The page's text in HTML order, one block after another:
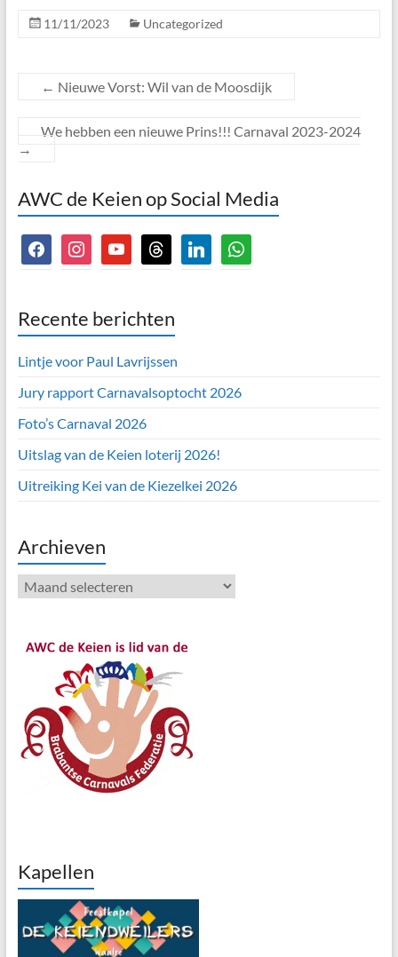
11/11/2023 Uncategorized
← Nieuwe Vorst: Wil van de Moosdijk
We hebben een nieuwe Prins!!! Carnaval 2023-2024
→
AWC de Keien op Social Media
facebookinstagramyoutubethreads linkedinwhatsapp
Recente berichten
Lintje voor Paul Lavrijssen
Jury rapport Carnavalsoptocht 2026
Foto’s Carnaval 2026
Uitslag van de Keien loterij 2026!
Uitreiking Kei van de Kiezelkei 2026
Archieven
Archieven
Kapellen